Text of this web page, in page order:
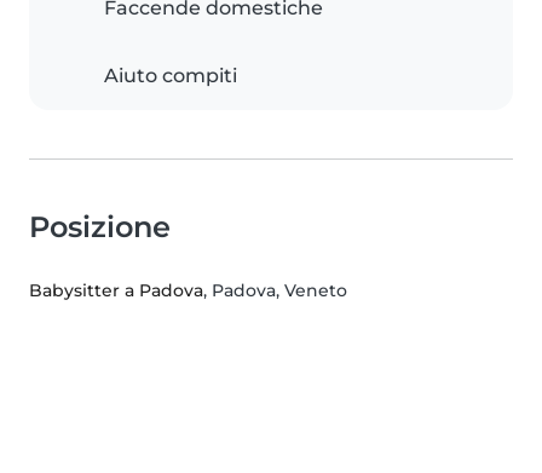
Faccende domestiche
Aiuto compiti
Posizione
Babysitter a Padova, Padova, Veneto